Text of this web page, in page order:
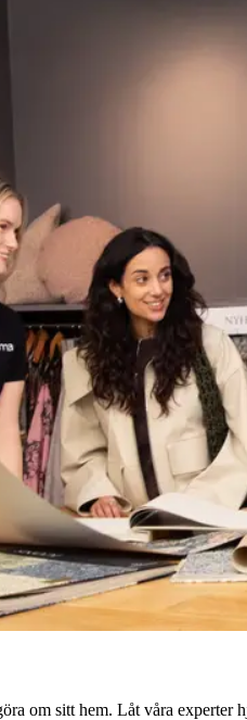
om sitt hem. Låt våra experter